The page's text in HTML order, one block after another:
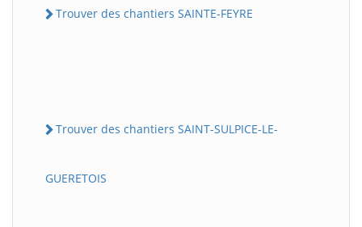
Trouver des chantiers SAINTE-FEYRE
Trouver des chantiers SAINT-SULPICE-LE-
GUERETOIS